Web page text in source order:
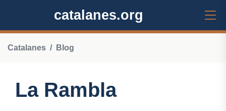
catalanes.org
Catalanes Blog
La Rambla